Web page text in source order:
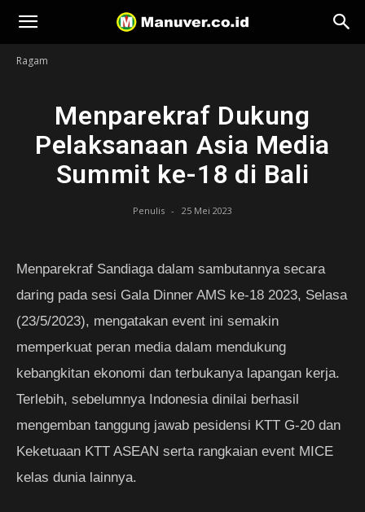
Manuver
Ragam
Menparekraf Dukung
Pelaksanaan Asia Media
Summit ke-18 di Bali
Penulis - 25 Mei 2023
Menparekraf Sandiaga dalam sambutannya secara
daring pada sesi Gala Dinner AMS ke-18 2023, Selasa
(23/5/2023), mengatakan event ini semakin
memperkuat peran media dalam mendukung
kebangkitan ekonomi dan terbukanya lapangan kerja.
Terlebih, sebelumnya Indonesia dinilai berhasil
mengemban tanggung jawab pesidensi KTT G-20 dan
Keketuaan KTT ASEAN serta rangkaian event MICE
kelas dunia lainnya.